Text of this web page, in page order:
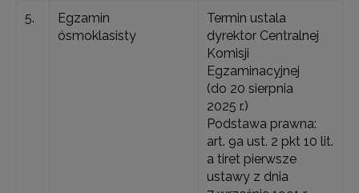
5.
Egzamin
ósmoklasisty
Termin ustala
dyrektor Centralnej
Komisji
Egzaminacyjnej
(do 20 sierpnia
2025 r.)
Podstawa prawna:
art. 9a ust. 2 pkt 10 lit.
a tiret pierwsze
ustawy z dnia